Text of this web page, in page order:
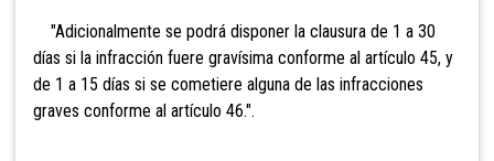
"Adicionalmente se podrá disponer la clausura de 1 a 30
días si la infracción fuere gravísima conforme al artículo 45, y
de 1 a 15 días si se cometiere alguna de las infracciones
graves conforme al artículo 46.".